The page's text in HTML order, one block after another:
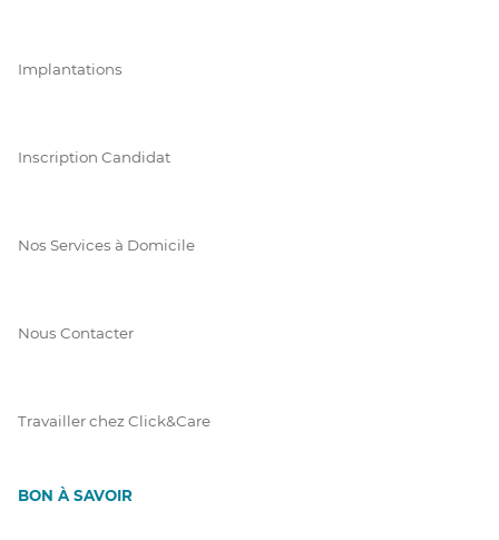
Implantations
Inscription Candidat
Nos Services à Domicile
Nous Contacter
Travailler chez Click&Care
BON À SAVOIR